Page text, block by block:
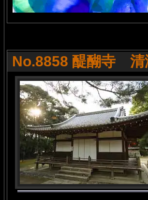
No.8858 醍醐寺 清